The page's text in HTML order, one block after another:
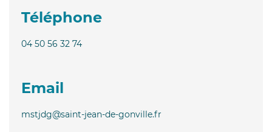
Téléphone
04 50 56 32 74
Email
mstjdg@saint-jean-de-gonville.fr